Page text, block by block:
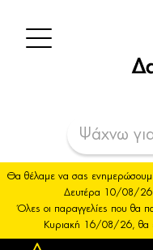
Θα θέλαμε να σας ενημερώσουμε
Δευτέρα 10/08/
Όλες οι παραγγελίες που θα
Κυριακή 16/08/26, θα